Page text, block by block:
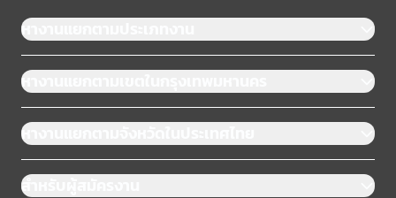
หางานแยกตามประเภทงาน
หางานแยกตามเขตในกรุงเทพมหานคร
หางานแยกตามจังหวัดในประเทศไทย
สำหรับผู้สมัครงาน